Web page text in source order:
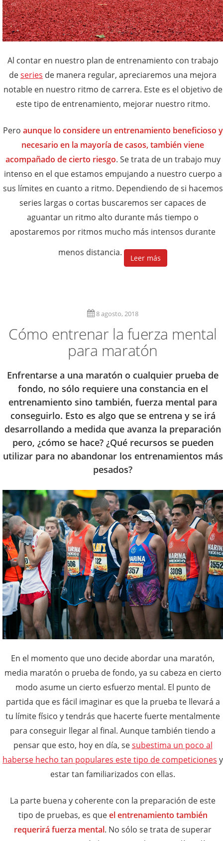
Al contar en nuestro plan de entrenamiento con trabajo
deseries de manera regular, apreciaremos una mejora
notable en nuestro ritmo de carrera. Este es el objetivo de
este tipo de entrenamiento, mejorar nuestro ritmo.
Pero aunque lo considere un entrenamiento beneficioso y
necesario en la mayoría de casos, también viene
acompañado de cierto riesgo. Se trata de un trabajo muy
intenso en el que estamos empujando a nuestro cuerpo a
sus límites en cuanto a ritmo. Dependiendo de si hacemos
series largas o cortas buscaremos ser capaces de
aguantar un ritmo alto durante más tiempo o
apostaremos por ritmos mucho más intensos durante
menos distancia.
Leer más
8 agosto, 2018
Cómo entrenar la fuerza mental
para maratón
Enfrentarse a una maratón o cualquier prueba de
fondo, no sólo requiere una constancia en el
entrenamiento sino también, fuerza mental para
conseguirlo. Esto es algo que se entrena y se irá
desarrollando a medida que avanza la preparación
pero, ¿cómo se hace? ¿Qué recursos se pueden
utilizar para no abandonar los entrenamientos más
pesados?
En el momento que uno decide abordar una maratón,
media maratón o prueba de fondo, ya su cabeza en cierto
modo asume un cierto esfuerzo mental. El punto de
partida que es fácil imaginar es que la prueba te llevará a
tu límite físico y tendrás que hacerte fuerte mentalmente
para conseguir llegar al final. Aunque también tiendo a
pensar que esto, hoy en día, sesubestima un poco al
haberse hecho tan populares este tipo de competiciones y
estar tan familiarizados con ellas.
La parte buena y coherente con la preparación de este
tipo de pruebas, es queel entrenamiento también
requerirá fuerza mental. No sólo se trata de superar